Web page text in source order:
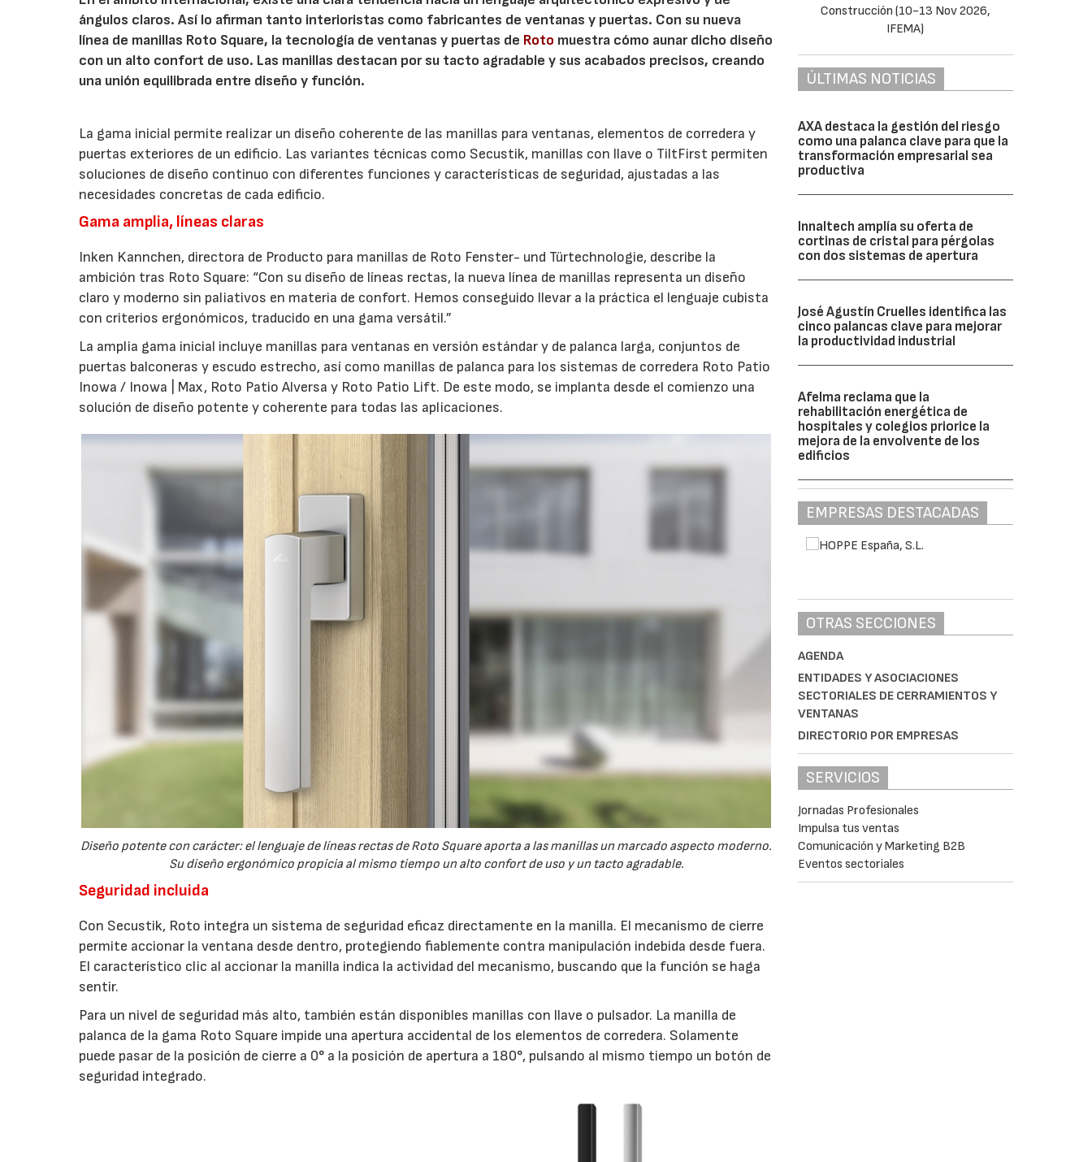
ángulos claros. Así lo afirman tanto interioristas como fabricantes de ventanas y puertas. Con su nueva
línea de manillas Roto Square, la tecnología de ventanas y puertas de Roto muestra cómo aunar dicho diseño
con un alto confort de uso. Las manillas destacan por su tacto agradable y sus acabados precisos, creando
una unión equilibrada entre diseño y función.
La gama inicial permite realizar un diseño coherente de las manillas para ventanas, elementos de corredera y
puertas exteriores de un edificio. Las variantes técnicas como Secustik, manillas con llave o TiltFirst permiten
soluciones de diseño continuo con diferentes funciones y características de seguridad, ajustadas a las
necesidades concretas de cada edificio.
Gama amplia, líneas claras
Inken Kannchen, directora de Producto para manillas de Roto Fenster- und Türtechnologie, describe la
ambición tras Roto Square: “Con su diseño de líneas rectas, la nueva línea de manillas representa un diseño
claro y moderno sin paliativos en materia de confort. Hemos conseguido llevar a la práctica el lenguaje cubista
con criterios ergonómicos, traducido en una gama versátil.”
La amplia gama inicial incluye manillas para ventanas en versión estándar y de palanca larga, conjuntos de
puertas balconeras y escudo estrecho, así como manillas de palanca para los sistemas de corredera Roto Patio
Inowa / Inowa | Max, Roto Patio Alversa y Roto Patio Lift. De este modo, se implanta desde el comienzo una
solución de diseño potente y coherente para todas las aplicaciones.
Diseño potente con carácter: el lenguaje de líneas rectas de Roto Square aporta a las manillas un marcado aspecto moderno.
Su diseño ergonómico propicia al mismo tiempo un alto confort de uso y un tacto agradable.
Seguridad incluida
Con Secustik, Roto integra un sistema de seguridad eficaz directamente en la manilla. El mecanismo de cierre
permite accionar la ventana desde dentro, protegiendo fiablemente contra manipulación indebida desde fuera.
El característico clic al accionar la manilla indica la actividad del mecanismo, buscando que la función se haga
sentir.
Para un nivel de seguridad más alto, también están disponibles manillas con llave o pulsador. La manilla de
palanca de la gama Roto Square impide una apertura accidental de los elementos de corredera. Solamente
puede pasar de la posición de cierre a 0° a la posición de apertura a 180°, pulsando al mismo tiempo un botón de
seguridad integrado.
ÚLTIMAS NOTICIAS
AXA destaca la gestión del riesgo
como una palanca clave para que la
transformación empresarial sea
productiva
Innaltech amplía su oferta de
cortinas de cristal para pérgolas
con dos sistemas de apertura
José Agustín Cruelles identifica las
cinco palancas clave para mejorar
la productividad industrial
Afelma reclama que la
rehabilitación energética de
hospitales y colegios priorice la
mejora de la envolvente de los
edificios
EMPRESAS DESTACADAS
OTRAS SECCIONES
AGENDA
ENTIDADES Y ASOCIACIONES
SECTORIALES DE CERRAMIENTOS Y
VENTANAS
DIRECTORIO POR EMPRESAS
SERVICIOS
Jornadas Profesionales
Impulsa tus ventas
Comunicación y Marketing B2B
Eventos sectoriales